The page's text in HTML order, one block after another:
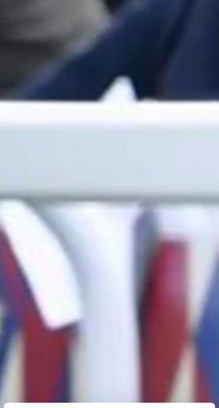
JEUXDI BY PARISLONGCHAMP
LA GARDEN PARTY - CYGAMES GRAND PRIX DE PARIS -
JOURS DE COURSES
PARKING
PARKING
NOS EXPÉRIENCES
EN FAMILLE
EN FAMILLE
ENTRE AMIS